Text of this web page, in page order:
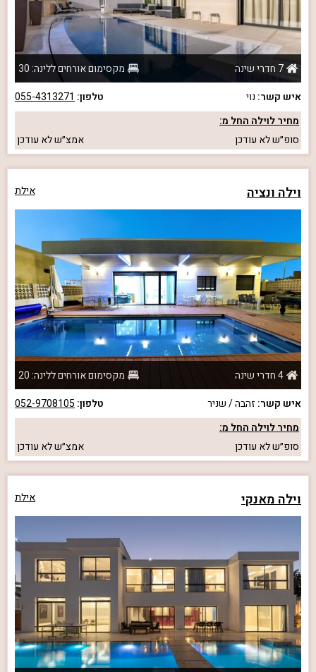
7 חדרי שינה
מקסימום אורחים ללינה: 30
איש קשר: נוי טלפון: 055-4313271
מחיר לוילה החל מ:
סופ״שלא עודכן אמצ״שלא עודכן
וילה ונציה אילת
4 חדרי שינה
מקסימום אורחים ללינה: 20
איש קשר: זהבה / שניר טלפון: 052-9708105
מחיר לוילה החל מ:
סופ״שלא עודכן אמצ״שלא עודכן
וילה מאנקי אילת